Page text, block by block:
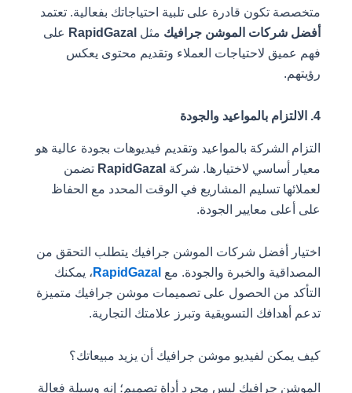
متخصصة تكون قادرة على تلبية احتياجاتك بفعالية. تعتمد
أفضل شركات الموشن جرافيكمثلRapidGazalعلى
فهم عميق لاحتياجات العملاء وتقديم محتوى يعكس
رؤيتهم.
التزام الشركة بالمواعيد وتقديم فيديوهات بجودة عالية هو
معيار أساسي لاختيارها. شركةRapidGazalتضمن
لعملائها تسليم المشاريع في الوقت المحدد مع الحفاظ
على أعلى معايير الجودة.
اختيار أفضل شركات الموشن جرافيك يتطلب التحقق من
المصداقية والخبرة والجودة. معRapidGazal، يمكنك
التأكد من الحصول على تصميمات موشن جرافيك متميزة
تدعم أهدافك التسويقية وتبرز علامتك التجارية.
كيف يمكن لفيديو موشن جرافيك أن يزيد مبيعاتك؟
الموشن جرافيك ليس مجرد أداة تصميم؛ إنه وسيلة فعالة